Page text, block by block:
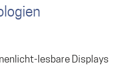
lesbare Displays